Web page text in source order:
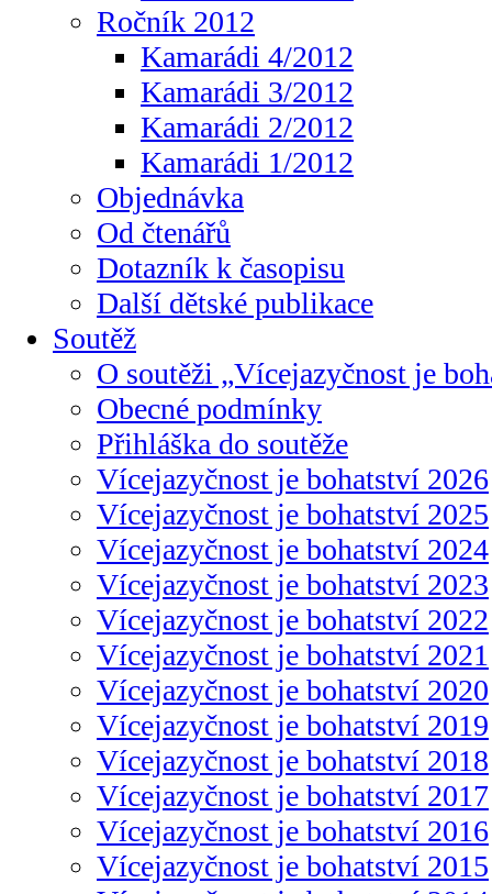
Ročník 2012
Kamarádi 4/2012
Kamarádi 3/2012
Kamarádi 2/2012
Kamarádi 1/2012
Objednávka
Od čtenářů
Dotazník k časopisu
Další dětské publikace
Soutěž
O soutěži „Vícejazyčnost je
Obecné podmínky
Přihláška do soutěže
Vícejazyčnost je bohatství 2026
Vícejazyčnost je bohatství 2025
Vícejazyčnost je bohatství 2024
Vícejazyčnost je bohatství 2023
Vícejazyčnost je bohatství 2022
Vícejazyčnost je bohatství 2021
Vícejazyčnost je bohatství 2020
Vícejazyčnost je bohatství 2019
Vícejazyčnost je bohatství 2018
Vícejazyčnost je bohatství 2017
Vícejazyčnost je bohatství 2016
Vícejazyčnost je bohatství 2015